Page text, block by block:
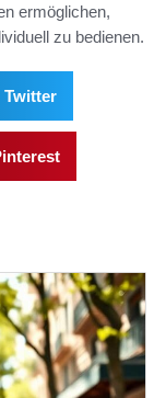
ermöglichen,
zu bedienen.
Twitter